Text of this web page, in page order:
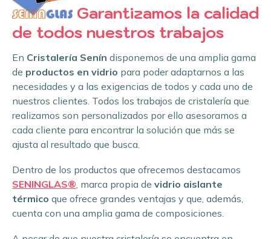
Garantizamos la calidad
de todos nuestros trabajos
En Cristalería Senín disponemos de una amplia gama
de productos en vidrio para poder adaptarnos a las
necesidades y a las exigencias de todos y cada uno de
nuestros clientes. Todos los trabajos de cristalería que
realizamos son personalizados por ello asesoramos a
cada cliente para encontrar la solución que más se
ajusta al resultado que busca.
Dentro de los productos que ofrecemos destacamos
SENINGLAS® , marca propia de vidrio aislante
térmico que ofrece grandes ventajas y que, además,
cuenta con una amplia gama de composiciones.